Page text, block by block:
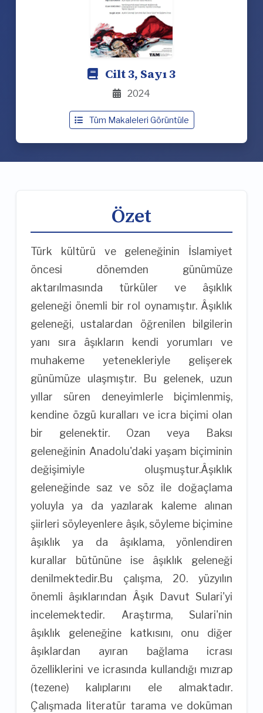
Cilt 3, Sayı 3
2024
Tüm Makaleleri Görüntüle
Özet
Türk kültürü ve geleneğinin İslamiyet
öncesi dönemden günümüze
aktarılmasında türküler ve âşıklık
geleneği önemli bir rol oynamıştır. Âşıklık
geleneği, ustalardan öğrenilen bilgilerin
yanı sıra âşıkların kendi yorumları ve
muhakeme yetenekleriyle gelişerek
günümüze ulaşmıştır. Bu gelenek, uzun
yıllar süren deneyimlerle biçimlenmiş,
kendine özgü kuralları ve icra biçimi olan
bir gelenektir. Ozan veya Baksı
geleneğinin Anadolu'daki yaşam biçiminin
değişimiyle oluşmuştur.Âşıklık
geleneğinde saz ve söz ile doğaçlama
yoluyla ya da yazılarak kaleme alınan
şiirleri söyleyenlere âşık, söyleme biçimine
âşıklık ya da âşıklama, yönlendiren
kurallar bütününe ise âşıklık geleneği
denilmektedir.Bu çalışma, 20. yüzyılın
önemli âşıklarından Âşık Davut Sulari'yi
incelemektedir. Araştırma, Sulari'nin
âşıklık geleneğine katkısını, onu diğer
âşıklardan ayıran bağlama icrası
özelliklerini ve icrasında kullandığı mızrap
(tezene) kalıplarını ele almaktadır.
Çalışmada literatür tarama ve doküman